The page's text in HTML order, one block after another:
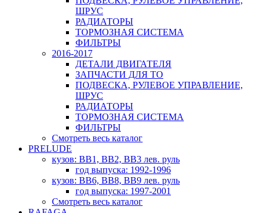
ШРУС
РАДИАТОРЫ
ТОРМОЗНАЯ СИСТЕМА
ФИЛЬТРЫ
2016-2017
ДЕТАЛИ ДВИГАТЕЛЯ
ЗАПЧАСТИ ДЛЯ ТО
ПОДВЕСКА, РУЛЕВОЕ УПРАВЛЕНИЕ,
ШРУС
РАДИАТОРЫ
ТОРМОЗНАЯ СИСТЕМА
ФИЛЬТРЫ
Смотреть весь каталог
PRELUDE
кузов: BB1, BB2, BB3 лев. руль
год выпуска: 1992-1996
кузов: BB6, BB8, BB9 лев. руль
год выпуска: 1997-2001
Смотреть весь каталог